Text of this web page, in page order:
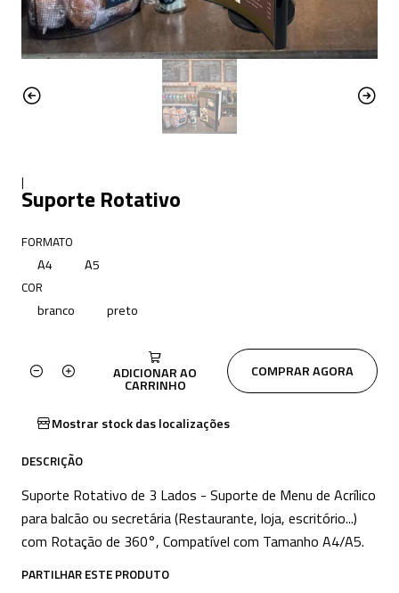
|
Suporte Rotativo
FORMATO
A4 A5
COR
branco preto
Quantidade ADICIONAR AO
CARRINHO
COMPRAR AGORA
Mostrar stock das localizações
DESCRIÇÃO
Suporte Rotativo de 3 Lados - Suporte de Menu de Acrílico
para balcão ou secretária (Restaurante, loja, escritório...)
com Rotação de 360°, Compatível com Tamanho A4/A5.
PARTILHAR ESTE PRODUTO